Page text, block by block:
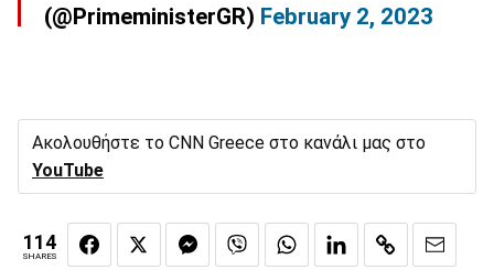
(@PrimeministerGR) February 2, 2023
Ακολουθήστε το CNN Greece στο κανάλι μας στο
YouTube
114
SHARES